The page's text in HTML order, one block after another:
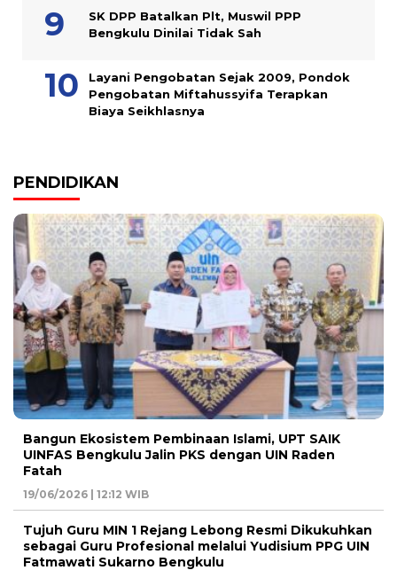
SK DPP Batalkan Plt, Muswil PPP
Bengkulu Dinilai Tidak Sah
Layani Pengobatan Sejak 2009, Pondok
Pengobatan Miftahussyifa Terapkan
Biaya Seikhlasnya
PENDIDIKAN
Bangun Ekosistem Pembinaan Islami, UPT SAIK
UINFAS Bengkulu Jalin PKS dengan UIN Raden
Fatah
19/06/2026 | 12:12 WIB
Tujuh Guru MIN 1 Rejang Lebong Resmi Dikukuhkan
sebagai Guru Profesional melalui Yudisium PPG UIN
Fatmawati Sukarno Bengkulu